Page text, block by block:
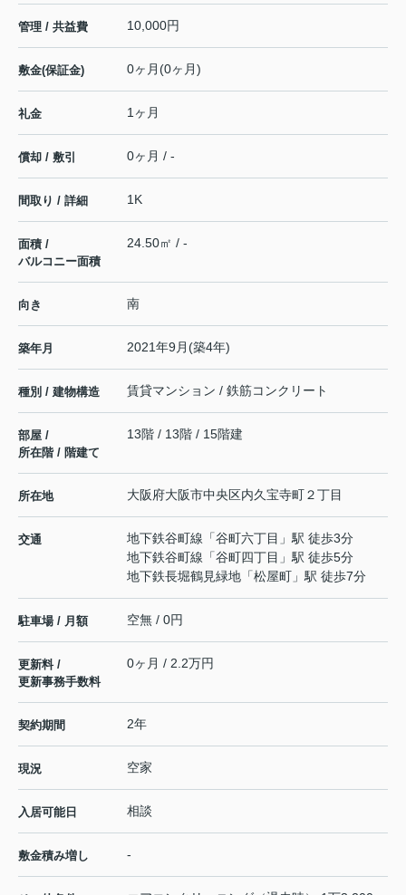
管理 / 共益費 10,000円
敷金(保証金) 0ヶ月(0ヶ月)
礼金 1ヶ月
償却 / 敷引 0ヶ月 / -
間取り / 詳細 1K
面積 /
バルコニー面積
24.50㎡ / -
向き 南
築年月 2021年9月(築4年)
種別 / 建物構造 賃貸マンション / 鉄筋コンクリート
部屋 /
所在階 / 階建て
13階 / 13階 / 15階建
所在地 大阪府大阪市中央区内久宝寺町２丁目
交通 地下鉄谷町線 「谷町六丁目 」駅 徒歩3分
地下鉄谷町線 「谷町四丁目 」駅 徒歩5分
地下鉄長堀鶴見緑地 「松屋町 」駅 徒歩7分
駐車場 / 月額 空無 / 0円
更新料 /
更新事務手数料
0ヶ月 / 2.2万円
契約期間 2年
現況 空家
入居可能日 相談
敷金積み増し -